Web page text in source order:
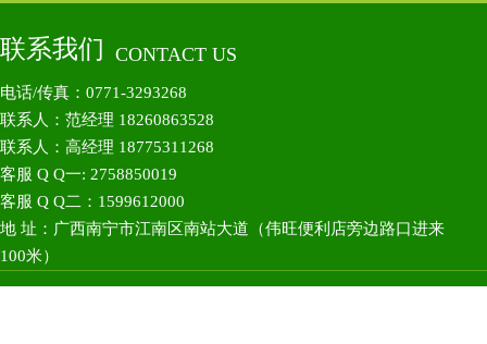
联系我们 CONTACT US
电话/传真：0771-3293268
联系人：范经理 18260863528
联系人：高经理 18775311268
客服 Q Q一: 2758850019
客服 Q Q二：1599612000
地 址：广西南宁市江南区南站大道（伟旺便利店旁边路口进来
100米）